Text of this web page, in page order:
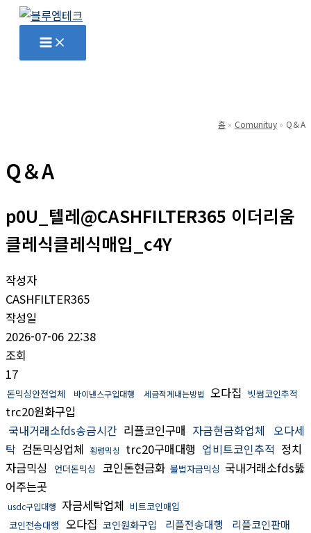
Main
Menu
홈 Comunituy Q＆A
Q＆A
p0U_텔레@CASHFILTER365 이더리움
클레식클레식매입_c4Y
작성자
CASHFILTER365
작성일
2026-07-06 22:38
조회
17
돈믹싱안전업체 바이낸스구입대행 세금적게내는방법 오다집 빗썸코인추적
trc20원화구입
국내거래소fds송금시간 리플코인구매 자금현금화업체
오다세
탁 검돈믹싱업체 횡령믹싱 trc20구매대행 업비트코인추적 정치
자금믹싱
언더돈믹싱 코인돈현금화 불법자금믹싱 국내거래소fds뚫
어주는곳
usdc구입대행 자금세탁업체 비트코인매입
코인전송대행 오다집 코인원화구입 리플전송대행 리플코인판매